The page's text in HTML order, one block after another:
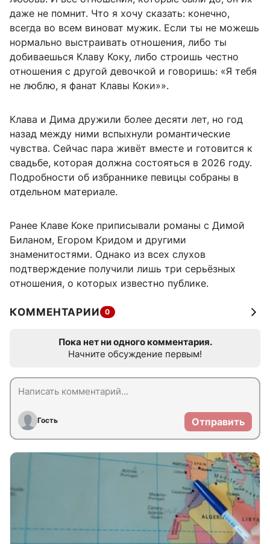
даже не помнит. Что я хочу сказать: конечно,
всегда во всем виноват мужик. Если ты не можешь
нормально выстраивать отношения, либо ты
добиваешься Клаву Коку, либо строишь честно
отношения с другой девочкой и говоришь: «Я тебя
не люблю, я фанат Клавы Коки»».
Клава и Дима дружили более десяти лет, но год
назад между ними вспыхнули романтические
чувства. Сейчас пара живёт вместе и готовится к
свадьбе, которая должна состояться в 2026 году.
Подробности об избраннике певицы собраны в
отдельном материале.
Ранее Клаве Коке приписывали романы с Димой
Биланом, Егором Кридом и другими
знаменитостями. Однако из всех слухов
подтверждение получили лишь три серьёзных
отношения, о которых известно публике.
КОММЕНТАРИИ 0
Пока нет ни одного комментария.
Начните обсуждение первым!
Гость Отправить